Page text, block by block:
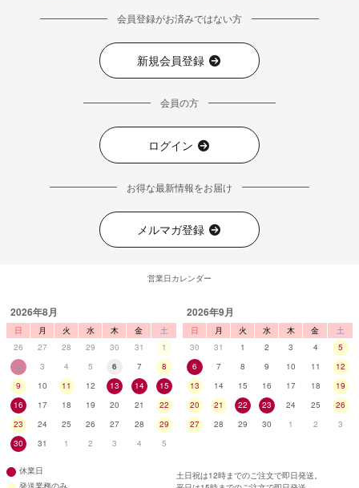
会員登録がお済みではない方
新規会員登録
会員の方
ログイン
お得な最新情報をお届け
メルマガ登録
営業日カレンダー
2026年8月
日 月 火 水 木 金
土
26
27 28 29 30 31
1
2
3 4 5 6 7
8
9
10 11 12 13 14
15
16
17 18 19 20 21
22
23
24 25 26 27 28
29
30
31 1 2 3 4 5
2026年9月
日 月 火 水 木 金
土
30
31 1 2 3 4
5
6
7 8 9 10 11
12
13
14 15 16 17 18
19
20
21 22 23 24 25
26
27
28 29 30 1 2 3
休業日
発送業務のみ
土日祝は12時までのご注文で即日発送。